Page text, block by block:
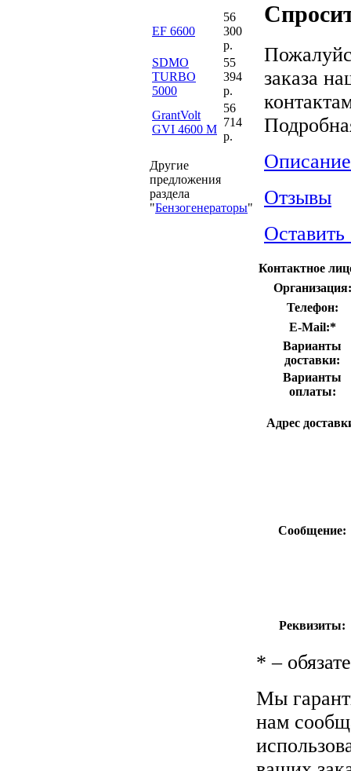
EF 6600
56
300
р.
SDMO
TURBO
5000
55
394
р.
GrantVolt
GVI 4600 M
56
714
р.
Другие
предложения
раздела
"Бензогенераторы"
заказа
Отзывы
Оставить
Контактное
Организация:
Телефон:
E-Mail:*
Варианты
доставки:
Варианты
оплаты:
Адрес
Сообщение:
Реквизиты:
* –
Мы
нам